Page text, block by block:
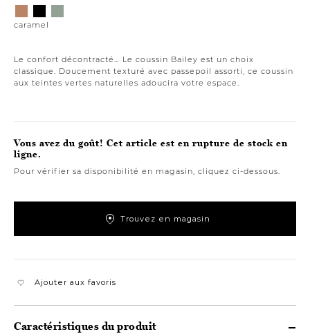
Le confort décontracté… Le coussin Bailey est un choix
classique. Doucement texturé avec passepoil assorti, ce coussin
aux teintes vertes naturelles adoucira votre espace.
Variations
caramel
Vous avez du goût! Cet article est en rupture de stock en
ligne.
Pour vérifier sa disponibilité en magasin, cliquez ci-dessous.
Trouvez en magasin
Ajouter aux favoris
Caractéristiques du produit